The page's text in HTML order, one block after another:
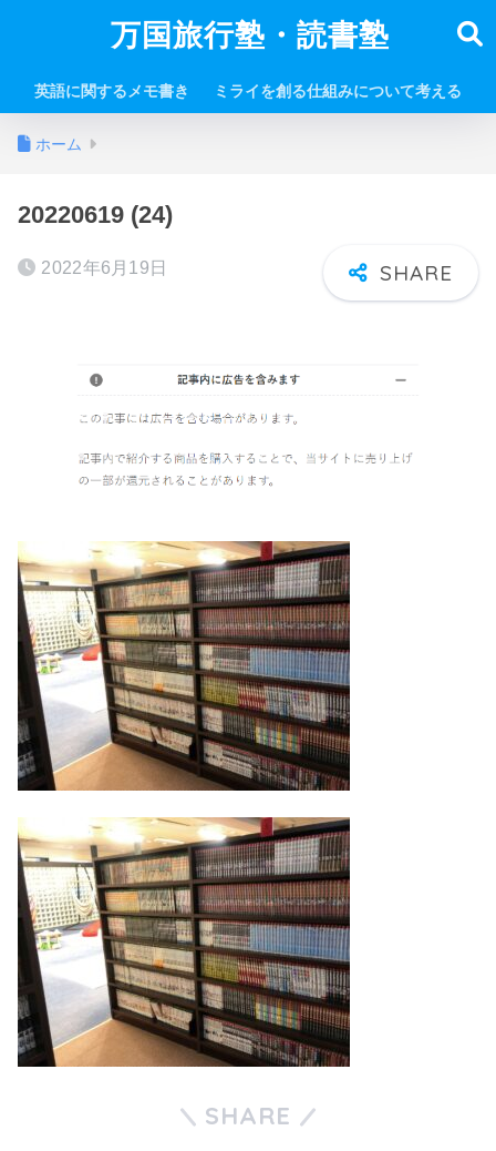
万国旅行塾・読書塾
英語に関するメモ書き ミライを創る仕組みについて考える
ホーム
20220619 (24)
2022年6月19日
SHARE